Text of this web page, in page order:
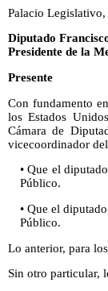
Palacio
Diputado
Presidente de la
Presente
Con fundamento
los Estados
Cámara de
vicecoordinador
• Que el
Público.
• Que el
Público.
Lo anterior, para
Sin otro particular,